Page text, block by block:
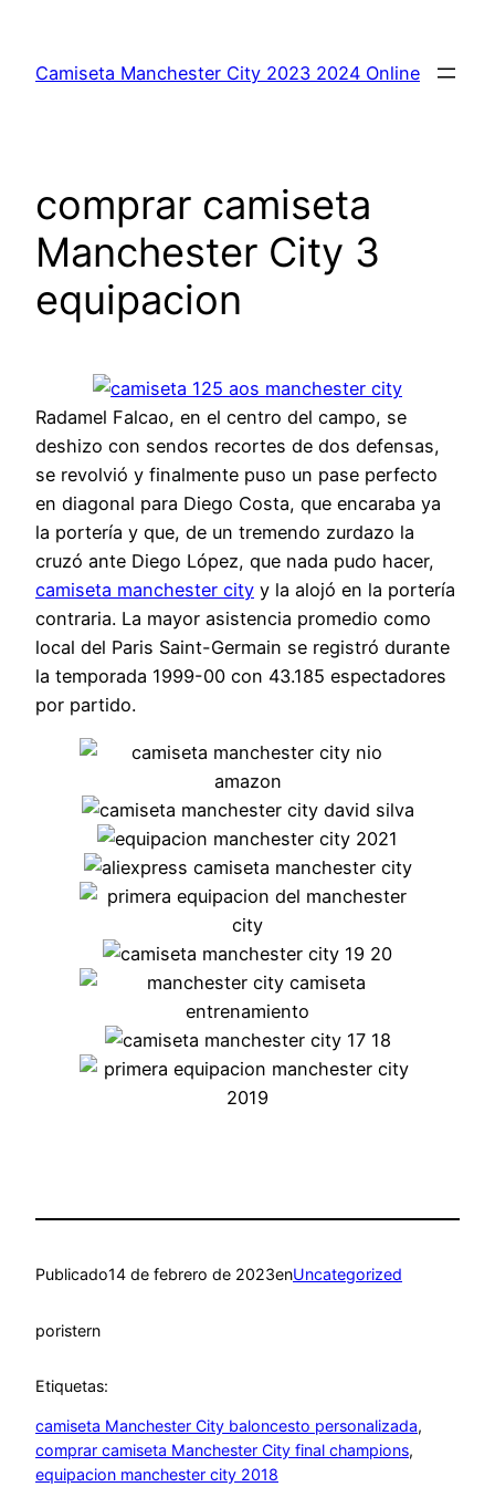
contenido
Camiseta Manchester City 2023 2024 Online
comprar camiseta
Manchester City 3
equipacion
Radamel Falcao, en el centro del campo, se
deshizo con sendos recortes de dos defensas,
se revolvió y finalmente puso un pase perfecto
en diagonal para Diego Costa, que encaraba ya
la portería y que, de un tremendo zurdazo la
cruzó ante Diego López, que nada pudo hacer,
camiseta manchester city y la alojó en la portería
contraria. La mayor asistencia promedio como
local del Paris Saint-Germain se registró durante
la temporada 1999-00 con 43.185 espectadores
por partido.
Publicado14 de febrero de 2023enUncategorized
poristern
Etiquetas:
camiseta Manchester City baloncesto personalizada
comprar camiseta Manchester City final champions
equipacion manchester city 2018